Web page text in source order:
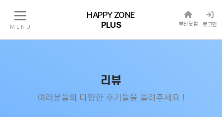
HAPPY ZONE
PLUS
M E N U 부산닷컴 로그인
리뷰
여러분들의 다양한 후기들을 들려주세요 !